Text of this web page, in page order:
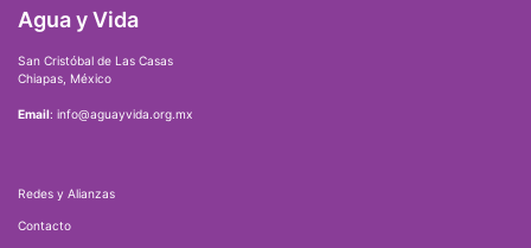
Agua y Vida
San Cristóbal de Las Casas
Chiapas, México
Email: info@aguayvida.org.mx
Redes y Alianzas
Contacto